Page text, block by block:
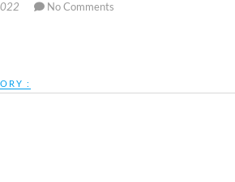
No Comments
: